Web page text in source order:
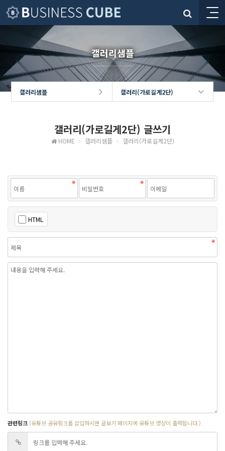
갤러리샘플
갤러리샘플 갤러리(가로길게2단)
갤러리(가로길게2단) 글쓰기
HOME 갤러리샘플 갤러리(가로길게2단)
HTML
관련링크 (유튜브 공유링크를 삽입하시면 글보기 페이지에 유튜브 영상이 출력됩니다.)